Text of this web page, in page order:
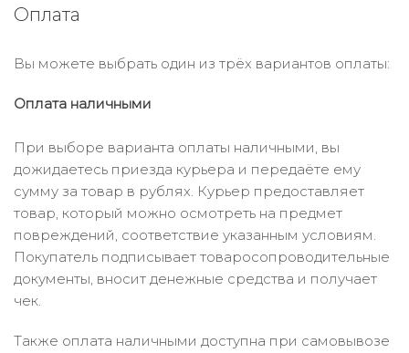
Оплата
Вы можете выбрать один из трёх вариантов оплаты:
Оплата наличными
При выборе варианта оплаты наличными, вы
дожидаетесь приезда курьера и передаёте ему
сумму за товар в рублях. Курьер предоставляет
товар, который можно осмотреть на предмет
повреждений, соответствие указанным условиям.
Покупатель подписывает товаросопроводительные
документы, вносит денежные средства и получает
чек.
Также оплата наличными доступна при самовывозе